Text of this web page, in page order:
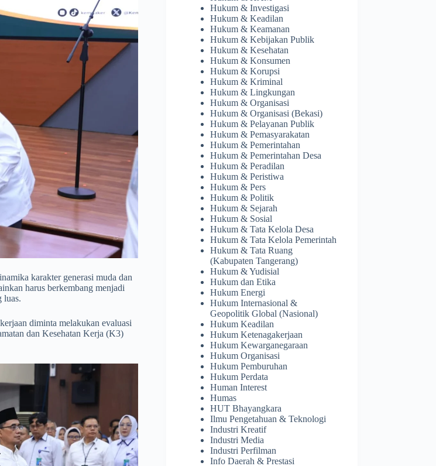
karakter generasi muda dan
harus berkembang menjadi
luas.
diminta melakukan evaluasi
dan Kesehatan Kerja (K3)
Hukum & Investigasi
Hukum & Keadilan
Hukum & Keamanan
Hukum & Kebijakan Publik
Hukum & Kesehatan
Hukum & Konsumen
Hukum & Korupsi
Hukum & Kriminal
Hukum & Lingkungan
Hukum & Organisasi
Hukum & Organisasi (Bekasi)
Hukum & Pelayanan Publik
Hukum & Pemasyarakatan
Hukum & Pemerintahan
Hukum & Pemerintahan Desa
Hukum & Peradilan
Hukum & Peristiwa
Hukum & Pers
Hukum & Politik
Hukum & Sejarah
Hukum & Sosial
Hukum & Tata Kelola Desa
Hukum & Tata Kelola Pemerintah
Hukum & Tata Ruang
(Kabupaten Tangerang)
Hukum & Yudisial
Hukum dan Etika
Hukum Energi
Hukum Internasional &
Geopolitik Global (Nasional)
Hukum Keadilan
Hukum Ketenagakerjaan
Hukum Kewarganegaraan
Hukum Organisasi
Hukum Pemburuhan
Hukum Perdata
Human Interest
Humas
HUT Bhayangkara
Ilmu Pengetahuan & Teknologi
Industri Kreatif
Industri Media
Industri Perfilman
Info Daerah & Prestasi